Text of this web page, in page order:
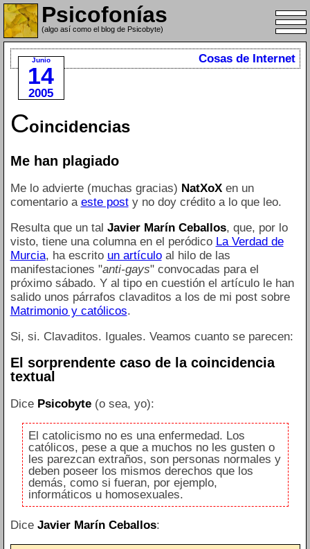
Psicofonías
(algo así como el blog de Psicobyte)
Junio
14
2005
Cosas de Internet
Coincidencias
Me han plagiado
Me lo advierte (muchas gracias) NatXoXen un
comentario a este posty no doy crédito a lo que leo.
Resulta que un tal Javier Marín Ceballos, que, por lo
visto, tiene una columna en el peródico La Verdad de
Murcia, ha escrito un artículoal hilo de las
manifestaciones "anti-gays" convocadas para el
próximo sábado. Y al tipo en cuestión el artículo le han
salido unos párrafos clavaditos a los de mi post sobre
Matrimonio y católicos.
Si, si. Clavaditos. Iguales. Veamos cuanto se parecen:
El sorprendente caso de la coincidencia
textual
Dice Psicobyte(o sea, yo):
El catolicismo no es una enfermedad. Los
católicos, pese a que a muchos no les gusten o
les parezcan extraños, son personas normales y
deben poseer los mismos derechos que los
demás, como si fueran, por ejemplo,
informáticos u homosexuales.
Dice Javier Marín Ceballos: